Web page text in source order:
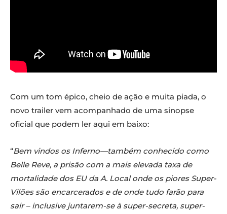
Com um tom épico, cheio de ação e muita piada, o
novo trailer vem acompanhado de uma sinopse
oficial que podem ler aqui em baixo:
“Bem vindos os Inferno—também conhecido como
Belle Reve, a prisão com a mais elevada taxa de
mortalidade dos EU da A. Local onde os piores Super-
Vilões são encarcerados e de onde tudo farão para
sair – inclusive juntarem-se à super-secreta, super-